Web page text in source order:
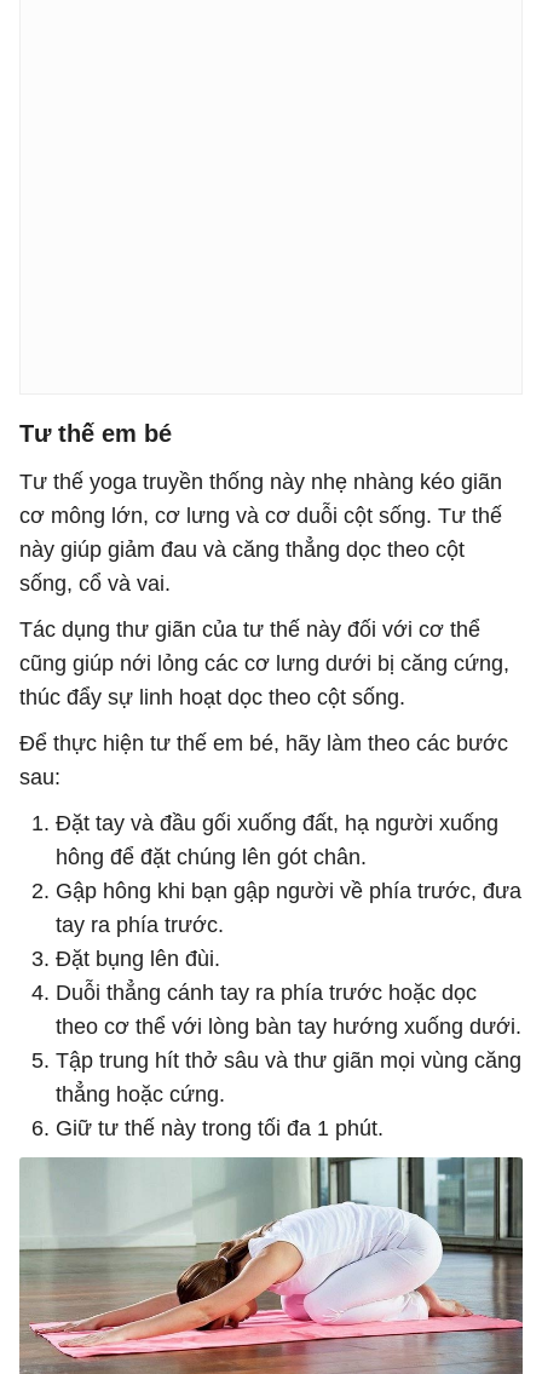
Tư thế em bé
Tư thế yoga truyền thống này nhẹ nhàng kéo giãn
cơ mông lớn, cơ lưng và cơ duỗi cột sống. Tư thế
này giúp giảm đau và căng thẳng dọc theo cột
sống, cổ và vai.
Tác dụng thư giãn của tư thế này đối với cơ thể
cũng giúp nới lỏng các cơ lưng dưới bị căng cứng,
thúc đẩy sự linh hoạt dọc theo cột sống.
Để thực hiện tư thế em bé, hãy làm theo các bước
sau:
Đặt tay và đầu gối xuống đất, hạ người xuống
hông để đặt chúng lên gót chân.
Gập hông khi bạn gập người về phía trước, đưa
tay ra phía trước.
Đặt bụng lên đùi.
Duỗi thẳng cánh tay ra phía trước hoặc dọc
theo cơ thể với lòng bàn tay hướng xuống dưới.
Tập trung hít thở sâu và thư giãn mọi vùng căng
thẳng hoặc cứng.
Giữ tư thế này trong tối đa 1 phút.